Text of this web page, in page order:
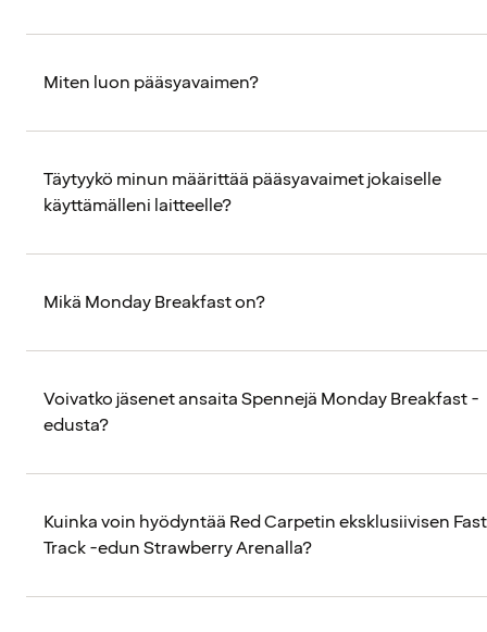
Miten luon pääsyavaimen?
Täytyykö minun määrittää pääsyavaimet jokaiselle
käyttämälleni laitteelle?
Mikä Monday Breakfast on?
Voivatko jäsenet ansaita Spennejä Monday Breakfast -
edusta?
Kuinka voin hyödyntää Red Carpetin eksklusiivisen Fast
Track -edun Strawberry Arenalla?